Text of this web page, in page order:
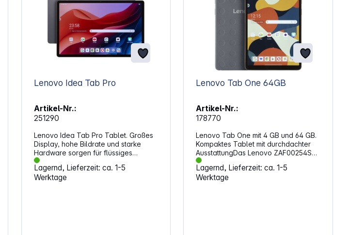
Lenovo Idea Tab Pro
Artikel-Nr.:
251290
Lenovo Idea Tab Pro Tablet. Großes
Display, hohe Bildrate und starke
Hardware sorgen für flüssiges
Arbeiten, kreatives Gestalten und
entspanntes Entertainment. Das
Tablet ist auf vielseitige Nutzung
Lagernd, Lieferzeit: ca. 1-5
Werktage
Lenovo Tab One 64GB
Artikel-Nr.:
178770
Lenovo Tab One mit 4 GB und 64 GB.
Kompaktes Tablet mit durchdachter
AusstattungDas Lenovo ZAF00254SE
bietet solide Leistung dank seines
MediaTek Helio G85 Prozessors,
unterstützt von 4 GB RAM und 64 GB
Lagernd, Lieferzeit: ca. 1-5
Werktage